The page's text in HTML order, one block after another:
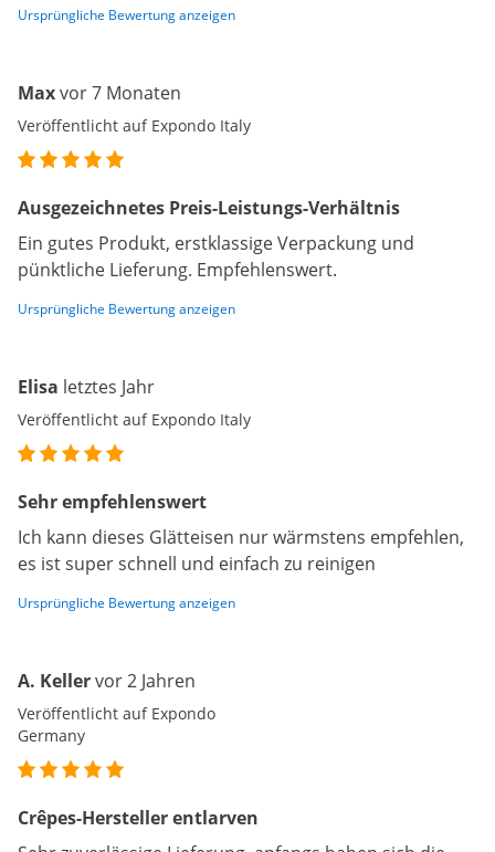
Ursprüngliche Bewertung anzeigen
Maxvor 7 Monaten
Veröffentlicht auf Expondo Italy
Ausgezeichnetes Preis-Leistungs-Verhältnis
Ein gutes Produkt, erstklassige Verpackung und
pünktliche Lieferung. Empfehlenswert.
Ursprüngliche Bewertung anzeigen
Elisa letztes Jahr
Veröffentlicht auf Expondo Italy
Sehr empfehlenswert
Ich kann dieses Glätteisen nur wärmstens empfehlen,
es ist super schnell und einfach zu reinigen
Ursprüngliche Bewertung anzeigen
A. Kellervor 2 Jahren
Veröffentlicht auf Expondo
Germany
Crêpes-Hersteller entlarven